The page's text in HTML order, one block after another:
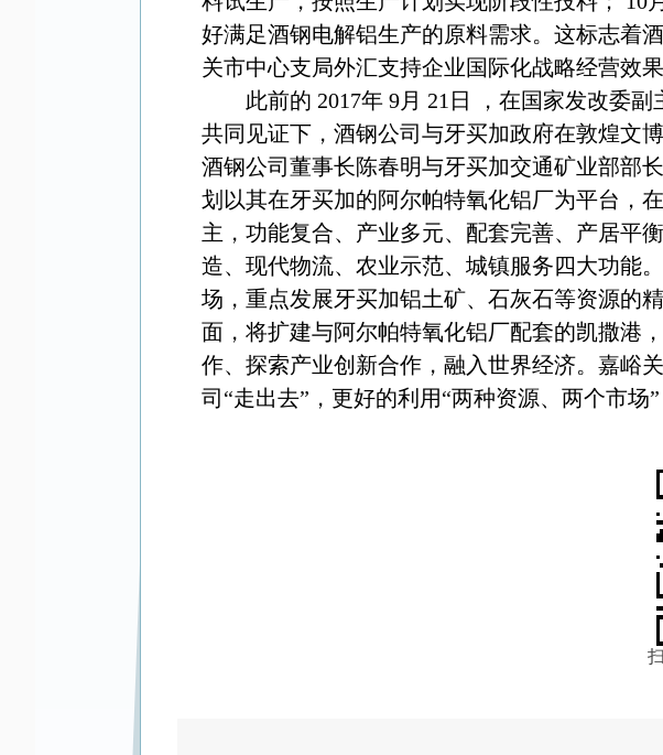
好满足酒钢电解铝生产的原料需求。这标志着
关市中心支局外汇支持企业国际化战略经营效果
此前的 2017年 9月 21 日
，在国家发改委
共同见证下，酒钢公司与牙买加政府在敦煌文
酒钢公司董事长陈春明与牙买加交通矿业部部长
划以其在牙买加的阿尔帕特氧化铝厂为平台，
主，功能复合、产业多元、配套完善、产居平
造、现代物流、农业示范、城镇服务四大功能
场，重点发展牙买加铝土矿、石灰石等资源的
面，将扩建与阿尔帕特氧化铝厂配套的凯撒港
作、探索产业创新合作，融入世界经济。嘉峪
司“走出去”，更好的利用“两种资源、两个市场